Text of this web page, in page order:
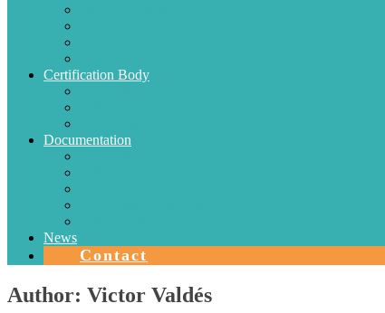
Certification Body
Documentation
News
Contact
Author: Victor Valdés